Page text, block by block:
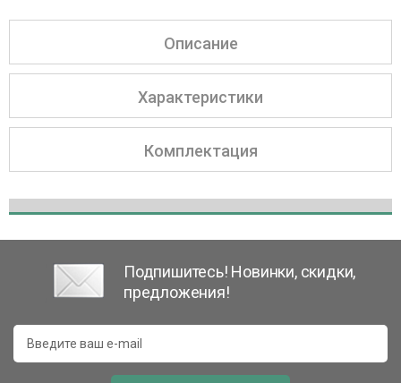
Описание
Характеристики
Комплектация
Подпишитесь! Новинки, скидки,
предложения!